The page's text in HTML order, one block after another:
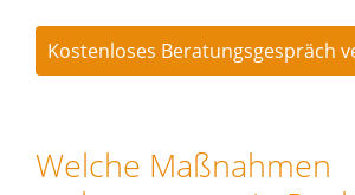
Kostenloses Beratungsgespräch
Welche Maßnahmen